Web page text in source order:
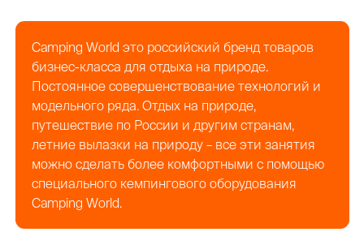
Camping World это российский бренд товаров
бизнес-класса для отдыха на природе.
Постоянное совершенствование технологий и
модельного ряда. Отдых на природе,
путешествие по России и другим странам,
летние вылазки на природу – все эти занятия
можно сделать более комфортными с помощью
специального кемпингового оборудования
Camping World.